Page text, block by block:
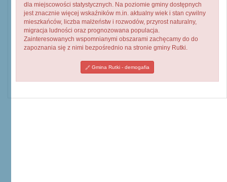
dla miejscowości statystycznych. Na poziomie gminy dostępnych
jest znacznie więcej wskaźników m.in. aktualny wiek i stan cywilny
mieszkańców, liczba małżeństw i rozwodów, przyrost naturalny,
migracja ludności oraz prognozowana populacja.
Zainteresowanych wspomnianymi obszarami zachęcamy do do
zapoznania się z nimi bezpośrednio na stronie gminy Rutki.
Gmina Rutki - demogafia